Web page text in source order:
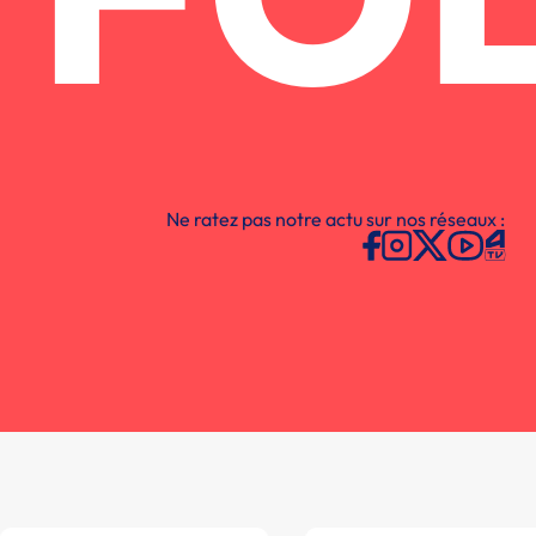
Ne ratez pas notre actu sur nos réseaux :